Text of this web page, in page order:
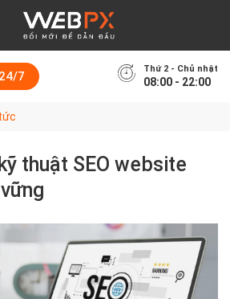
7
Thứ 2 - Chủ nhật
08:00 - 22:00
thuật SEO website